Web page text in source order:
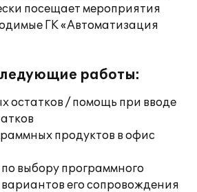
посещает мероприятия
ГК «Автоматизация
работы:
остатков / помощь при вводе
продуктов в офис
выбору программного
его сопровождения